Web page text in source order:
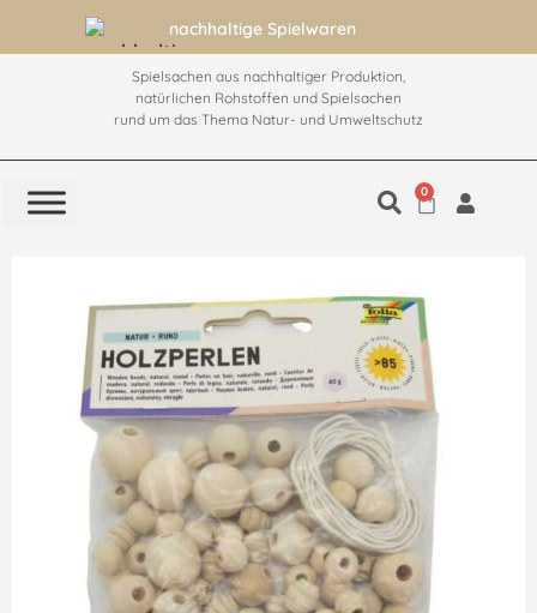
nachhaltige Spielwaren
Spielsachen aus nachhaltiger Produktion,
natürlichen Rohstoffen und Spielsachen
rund um das Thema Natur- und Umweltschutz
0